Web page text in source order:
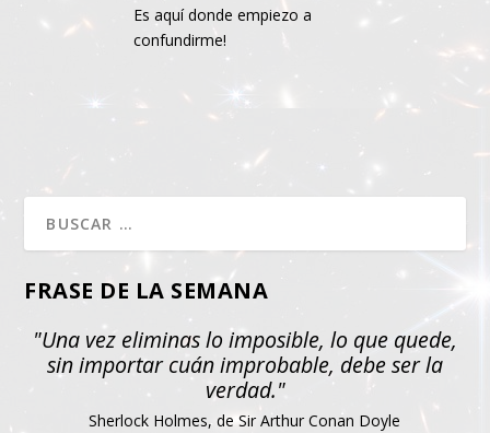
Es aquí donde empiezo a
confundirme!
FRASE DE LA SEMANA
"Una vez eliminas lo imposible, lo que quede,
sin importar cuán improbable, debe ser la
verdad."
Sherlock Holmes, de Sir Arthur Conan Doyle